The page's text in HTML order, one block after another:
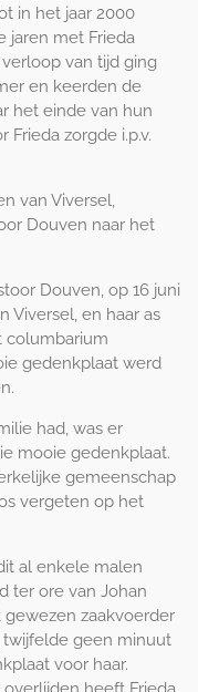
in het jaar 2000
jaren met Frieda
van tijd ging
en keerden de
het einde van hun
zorgde i.p.v.
van Viversel,
Douven naar het
Douven, op 16 juni
Viversel, en haar as
columbarium
gedenkplaat werd
had, was er
mooie gedenkplaat.
gemeenschap
vergeten op het
al enkele malen
ter ore van Johan
zaakvoerder
twijfelde geen minuut
voor haar.